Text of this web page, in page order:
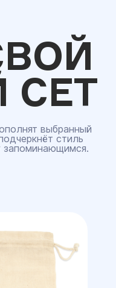
СЕТ
выбранный
стиль
запоминающимся.